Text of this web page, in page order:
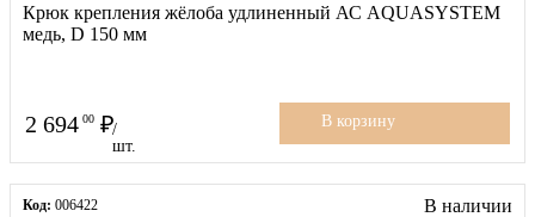
Крюк крепления жёлоба удлиненный АС AQUASYSTEM
медь, D 150 мм
2 694 00
/
шт.
В корзину
Код: 006422 В наличии